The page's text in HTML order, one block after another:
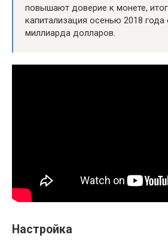
повышают доверие к монете,
капитализация осенью 2018 года
миллиарда долларов.
Настройка